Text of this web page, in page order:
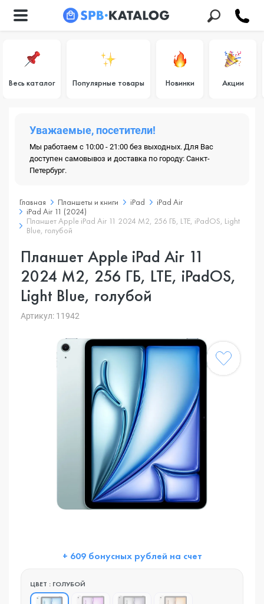
Весь каталог Популярные товары Новинки Акции
Уважаемые, посетители!
Мы работаем с 10:00 - 21:00 без выходных. Для Вас
доступен самовывоз и доставка по городу: Санкт-
Петербург.
Главная Планшеты и книги iPad
iPad Air
iPad Air 11 (2024)
Планшет Apple iPad Air 11 2024 M2, 256 ГБ, LTE, iPadOS, Light
Blue, голубой
Планшет Apple iPad Air 11
2024 M2, 256 ГБ, LTE, iPadOS,
Light Blue, голубой
Артикул: 11942
+ 609 бонусных рублей на счет
ЦВЕТ : ГОЛУБОЙ